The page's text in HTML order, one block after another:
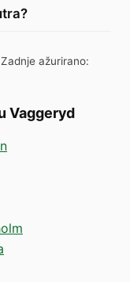
Zadnje ažurirano:
Vaggeryd